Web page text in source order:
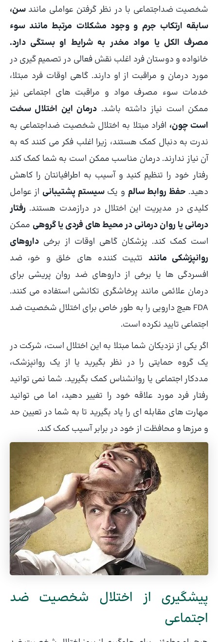
شخصیت ضداجتماعی با در نظر گرفتن عواملی مانندسن،
سابقه ارتکاب جرم و وجود مشکلات مرتبط مانند سوء
مصرف الکل یا مواد مخدر به شرایط او بستگی دارد.
خانواده و دوستان فرد اغلب نقش فعالی در تصمیم گیری در
مورد درمان و مراقبت از او دارند. گاهی اوقات فرد مبتلا،
خدمات سوء مصرف مواد و مراقبت های اجتماعی نیز
ممکن است نیاز داشته باشد. درمان این اختلال سخت
است چون، افراد مبتلا به اختلال شخصیت ضداجتماعی به
ندرت به دنبال کمک هستند، زیرا اغلب فکر می کنند که به
آن نیاز ندارند. درمان مناسب ممکن است به شما کمک کند
رفتار خود را تنظیم کنید و آسیب به اطرافیانتان را کاهش
دهید. حفظ روابط سالم و یکسیستم پشتیبانی از عوامل
کلیدی در مدیریت این اختلال در درازمدت هستند. رفتار
درمانی یا روان درمانی در محیط های فردی یا گروهی ممکن
است کمک کند. پزشکان گاهی اوقات از برخیداروهای
روانپزشکی مانند تثبیت کننده های خلق و خو، ضد
افسردگی ها یا برخی از داروهای ضد روان پریشی برای
درمان علائمی مانند پرخاشگری تکانشی استفاده می کنند.
FDA هیچ دارویی را به طور خاص برای اختلال شخصیت ضد
اجتماعی تایید نکرده است.
اگر یکی از نزدیکان شما مبتلا به این اختلال است، شرکت در
یک گروه حمایتی را در نظر بگیرید یا از یک روانپزشک،
مددکار اجتماعی یا روانشناس کمک بگیرید. شما نمی توانید
رفتار فرد مورد علاقه خود را تغییر دهید، اما می توانید
مهارت های مقابله ای را یاد بگیرید تا به شما در تعیین حد
و مرزها و محافظت از خود در برابر آسیب کمک کند.
پیشگیری از اختلال شخصیت ضد
اجتماعی